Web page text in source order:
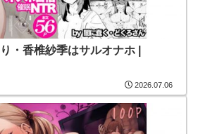
・香椎紗季はサルオナホ |
2026.07.06